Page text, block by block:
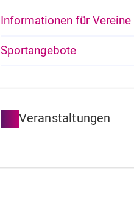
Informationen für Vereine
Sportangebote
Veranstaltungen